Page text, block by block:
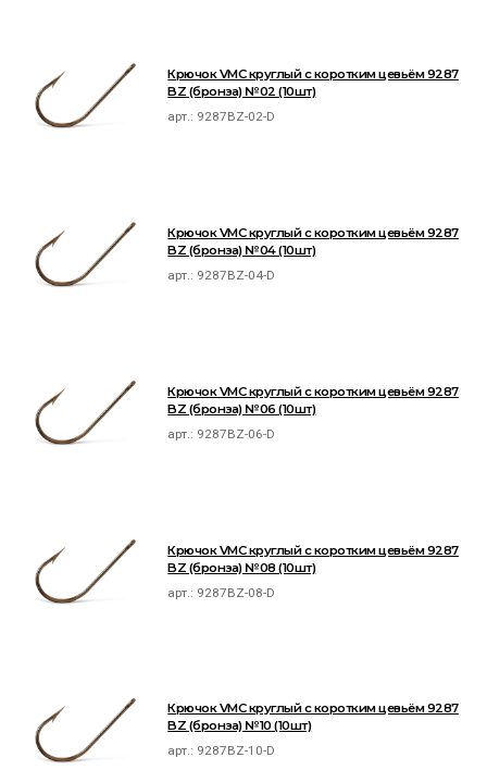
Крючок VMC круглый с коротким цевьём 9287
BZ (бронза) №02 (10шт)
арт.: 9287BZ-02-D
Крючок VMC круглый с коротким цевьём 9287
BZ (бронза) №04 (10шт)
арт.: 9287BZ-04-D
Крючок VMC круглый с коротким цевьём 9287
BZ (бронза) №06 (10шт)
арт.: 9287BZ-06-D
Крючок VMC круглый с коротким цевьём 9287
BZ (бронза) №08 (10шт)
арт.: 9287BZ-08-D
Крючок VMC круглый с коротким цевьём 9287
BZ (бронза) №10 (10шт)
арт.: 9287BZ-10-D